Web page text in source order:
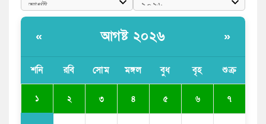
বাংলাদেশী কর্মীদের আকামা নিয়ে বড় সুখবর দিলো সৌদি
সজীব ওয়াজেদ জয়
« আগষ্ট ২০২৬ »
শনি রবি সোম মঙ্গল বুধ বৃহ শুক্র
১ ২ ৩ ৪ ৫ ৬ ৭